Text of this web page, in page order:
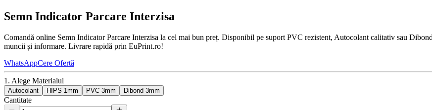
Semn Indicator Parcare Interzisa
Comandă online Semn Indicator Parcare Interzisa la cel mai bun preț. Disponibil pe suport PVC rezistent, Autocolant calitativ sau
muncii și informare. Livrare rapidă prin EuPrint.ro!
WhatsAppCere Ofertă
1. Alege Materialul
Autocolant HIPS 1mm PVC 3mm Dibond 3mm
Cantitate